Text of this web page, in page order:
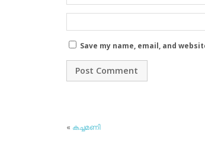
Save my name, email, and
« കച്ചമണി